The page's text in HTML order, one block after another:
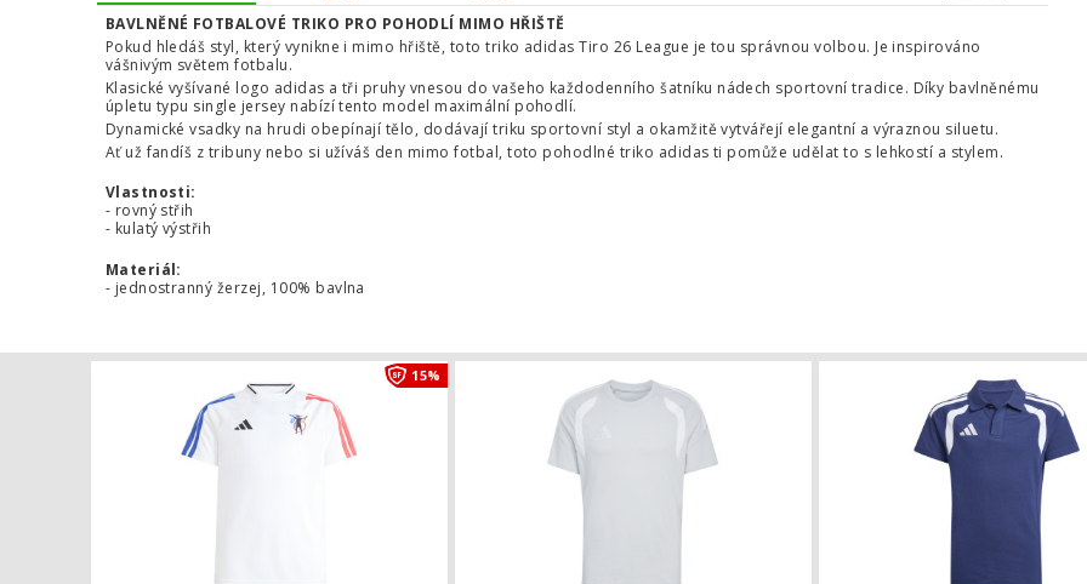
BAVLNĚNÉ FOTBALOVÉ TRIKO PRO POHODLÍ MIMO HŘIŠTĚ
Pokud hledáš styl, který vynikne i mimo hřiště, toto triko adidas Tiro 26 League je tou správnou volbou. Je inspirováno
vášnivým světem fotbalu.
Klasické vyšívané logo adidas a tři pruhy vnesou do vašeho každodenního šatníku nádech sportovní tradice. Díky bavlněnému
úpletu typu single jersey nabízí tento model maximální pohodlí.
Dynamické vsadky na hrudi obepínají tělo, dodávají triku sportovní styl a okamžitě vytvářejí elegantní a výraznou siluetu.
Ať už fandíš z tribuny nebo si užíváš den mimo fotbal, toto pohodlné triko adidas ti pomůže udělat to s lehkostí a stylem.
Vlastnosti:
- rovný střih
- kulatý výstřih
Materiál:
- jednostranný žerzej, 100% bavlna
15%